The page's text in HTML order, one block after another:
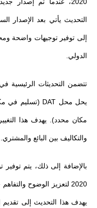
إلى توفير توجيهات واضحة
الدولي.
مكان محدد). يهدف هذا
والتكاليف بين البائع والمشتري.
2020 لتعزيز الوضوح
يهدف هذا التحديث إلى